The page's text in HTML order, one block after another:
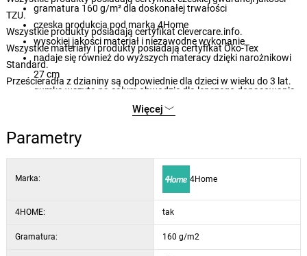
gramatura 160 g/m² dla doskonałej trwałości
czeska produkcja pod marką 4Home
wysokiej jakości materiał i niezawodne wykonanie
nadaje się również do wyższych materacy dzięki narożnikowi
27 cm
gumka wszyta na całym obwodzie dla lepszego dopasowania
łatwa konserwacja poprzez pranie w temperaturze 60°C
programie
subtelne i eleganckie kolory
TZU.
Wszystkie produkty posiadają certyfikat clevercare.info.
Wszystkie materiały i produkty posiadają certyfikat Öko-Tex
Standard.
Prześcieradła z dzianiny są odpowiednie dla dzieci w wieku do 3 lat.
Więcej
Parametry
Marka: 4Home
4HOME: tak
Gramatura: 160 g/m2